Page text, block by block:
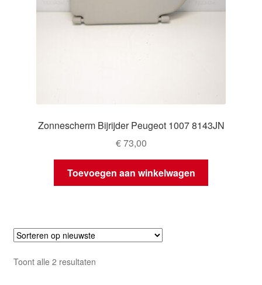
Zonnescherm Bijrijder Peugeot 1007 8143JN
€73,00
Toevoegen aan winkelwagen
Toont alle 2 resultatenGesorteerd